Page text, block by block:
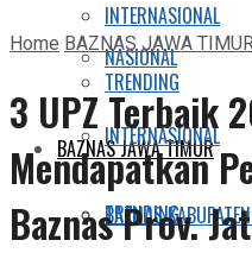
INTERNASIONAL
TRENDING
BAZNAS JAWA TIMUR
BAZNAS
NASIONAL
INTERNASIONAL
TRENDING
HomeBAZNAS JAWA
3 UPZ Terbaik
Mendapatkan
Baznas Prov.